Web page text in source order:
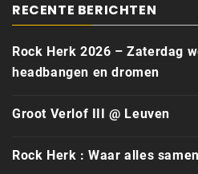
RECENTE BERICHTEN
Rock Herk 2026 – Zaterdag
headbangen en dromen
Groot Verlof III @ Leuven
Rock Herk : Waar alles